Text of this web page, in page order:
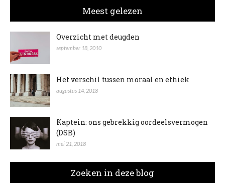
Meest gelezen
Overzicht met deugden
september 18, 2010
Het verschil tussen moraal en ethiek
augustus 14, 2018
Kaptein: ons gebrekkig oordeelsvermogen
(DSB)
mei 21, 2018
Zoeken in deze blog